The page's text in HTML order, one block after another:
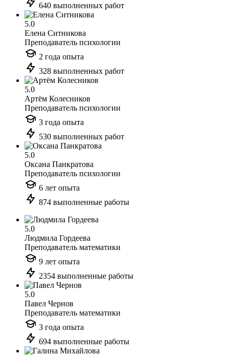
640 выполненных работ
5.0
Елена Ситникова
Преподаватель психологии
2 года опыта
328 выполненных работ
5.0
Артём Колесников
Преподаватель психологии
3 года опыта
530 выполненных работ
5.0
Оксана Панкратова
Преподаватель психологии
6 лет опыта
874 выполненные работы
5.0
Людмила Гордеева
Преподаватель математики
9 лет опыта
2354 выполненные работы
5.0
Павел Чернов
Преподаватель математики
3 года опыта
694 выполненные работы